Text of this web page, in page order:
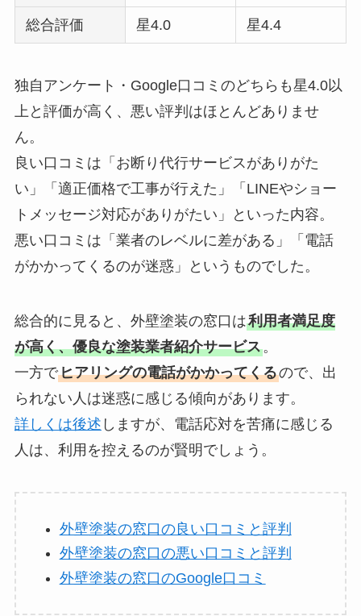
総合評価 星4.0 星4.4
独自アンケート・Google口コミのどちらも星4.0以
上と評価が高く、悪い評判はほとんどありませ
ん。
良い口コミは「お断り代行サービスがありがた
い」「適正価格で工事が行えた」「LINEやショー
トメッセージ対応がありがたい」といった内容。
悪い口コミは「業者のレベルに差がある」「電話
がかかってくるのが迷惑」というものでした。
総合的に見ると、外壁塗装の窓口は利用者満足度
が高く、優良な塗装業者紹介サービス。
一方でヒアリングの電話がかかってくるので、出
られない人は迷惑に感じる傾向があります。
詳しくは後述 しますが、電話応対を苦痛に感じる
人は、利用を控えるのが賢明でしょう。
外壁塗装の窓口の良い口コミと評判
外壁塗装の窓口の悪い口コミと評判
外壁塗装の窓口のGoogle口コミ